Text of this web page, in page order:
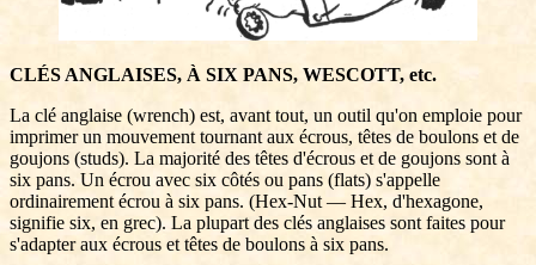
CLÉS ANGLAISES, À SIX PANS, WESCOTT, etc.
La clé anglaise (wrench) est, avant tout, un outil qu'on emploie pour
imprimer un mouvement tournant aux écrous, têtes de boulons et de
goujons (studs). La majorité des têtes d'écrous et de goujons sont à
six pans. Un écrou avec six côtés ou pans (flats) s'appelle
ordinairement écrou à six pans. (Hex-Nut — Hex, d'hexagone,
signifie six, en grec). La plupart des clés anglaises sont faites pour
s'adapter aux écrous et têtes de boulons à six pans.